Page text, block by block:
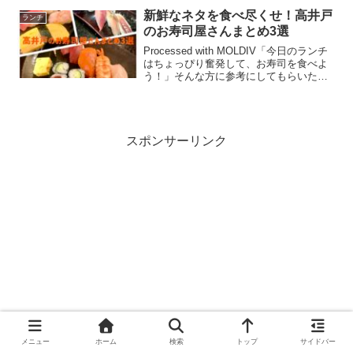
を使って作る創作和食は、どこか馴染み
がありながらも新しい料...
ランチ
新鮮なネタを食べ尽くせ！高井戸
のお寿司屋さんまとめ3選
Processed with MOLDIV「今日のランチ
はちょっぴり奮発して、お寿司を食べよ
う！」そんな方に参考にしてもらいた
スポンサーリンク
メニュー ホーム 検索 トップ サイドバー